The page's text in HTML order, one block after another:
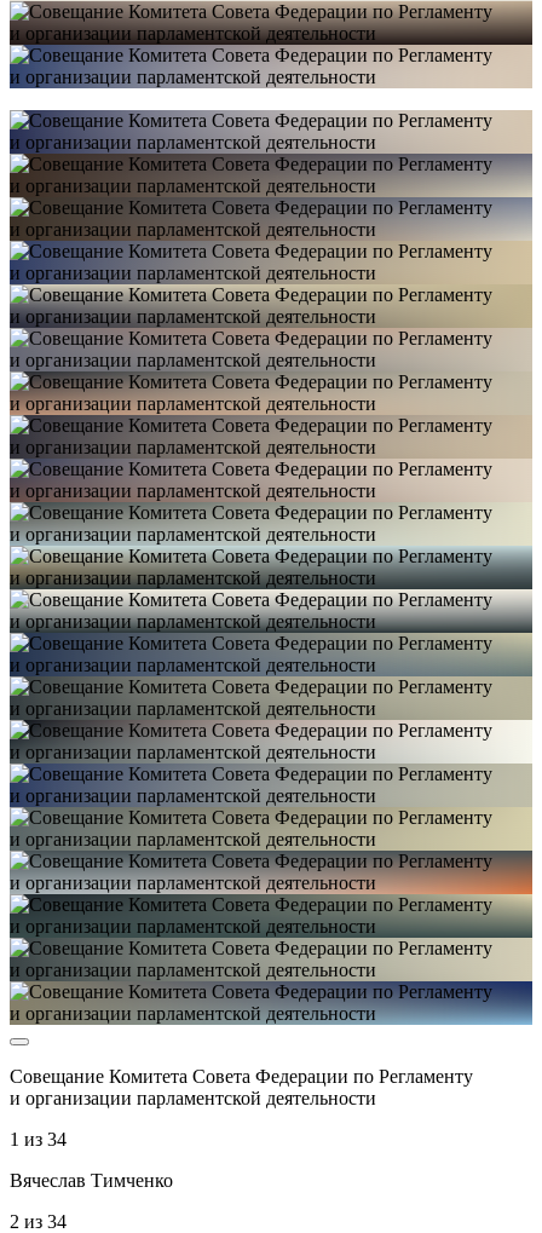
Совещание Комитета Совета Федерации по Регламенту
и организации парламентской деятельности
1 из 34
Вячеслав Тимченко
2 из 34